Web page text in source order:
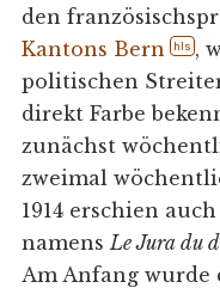
den
Kantons Bern
hls ,
politischen
direkt Farbe
zunächst
zweimal
1914 erschien
namensLe Jura du
Am Anfang